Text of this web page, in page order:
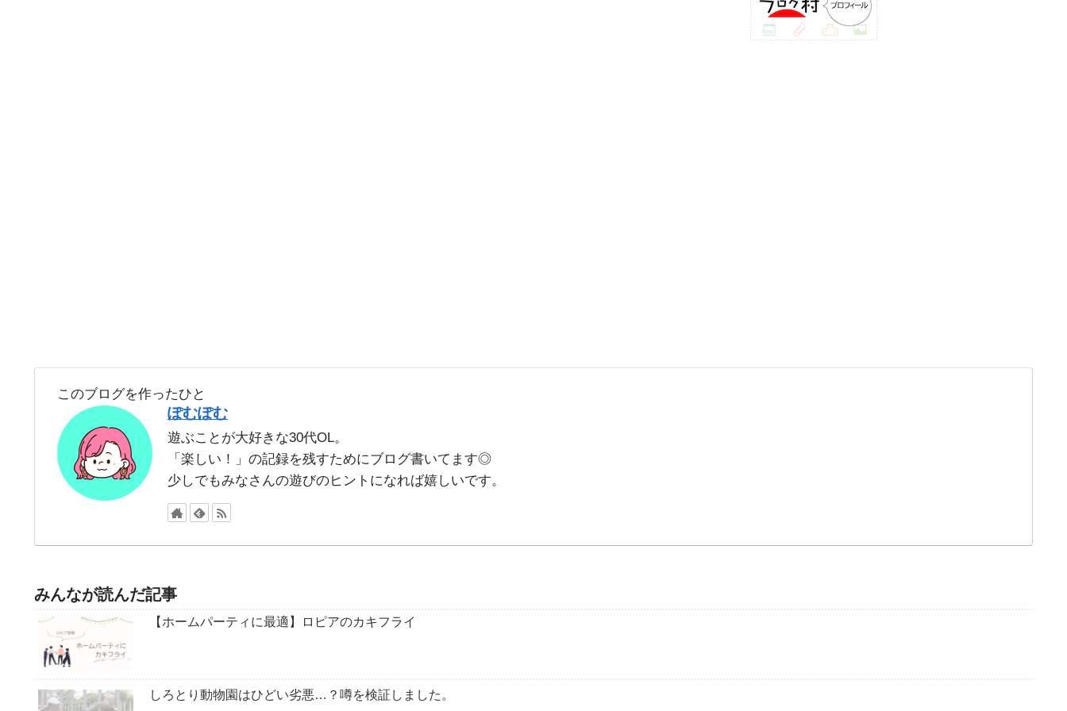
このブログを作ったひと
ぽむぽむ
遊ぶことが大好きな30代OL。
「楽しい！」の記録を残すためにブログ書いてます◎
少しでもみなさんの遊びのヒントになれば嬉しいです。
みんなが読んだ記事
【ホームパーティに最適】ロピアのカキフライ
しろとり動物園はひどい劣悪…？噂を検証しました。